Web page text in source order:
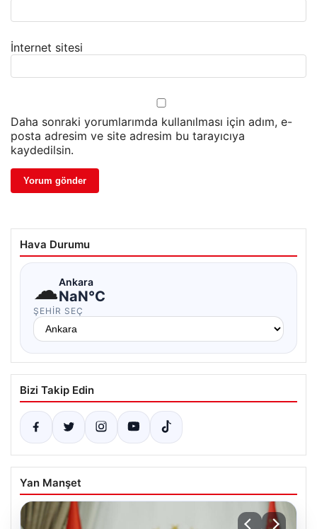
İnternet sitesi
Daha sonraki yorumlarımda kullanılması için adım, e-
posta adresim ve site adresim bu tarayıcıya
kaydedilsin.
Hava Durumu
☁Ankara
NaN°C
ŞEHIR SEÇ
Bizi Takip Edin
Yan Manşet